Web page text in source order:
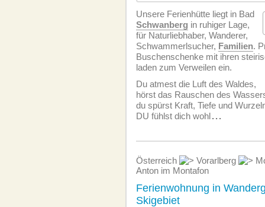
Unsere Ferienhütte liegt in Bad
Schwanberg in ruhiger Lage,
für Naturliebhaber, Wanderer,
Schwammerlsucher, Familien.
Buschenschenke mit ihren
laden zum Verweilen ein.
Du atmest die Luft des Waldes,
hörst das Rauschen des
du spürst Kraft, Tiefe und
DU fühlst dich wohl...
Österreich Vorarlberg
Anton im Montafon
Ferienwohnung in
Skigebiet